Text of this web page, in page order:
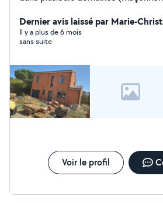
n'hésitez pas à m'appeler ! A
Dernier avis laissé par Marie-
Il y a plus de 6 mois
sans suite
Voir le profil